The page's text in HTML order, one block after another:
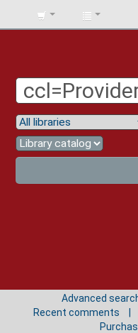
BIBLIOTECA
Advanced
Recent comments